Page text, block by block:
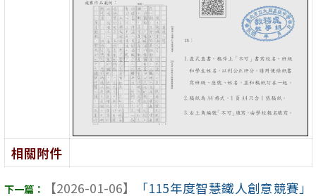
相關附件
【2026-01-06】
「115年度智慧鐵人創意競賽」